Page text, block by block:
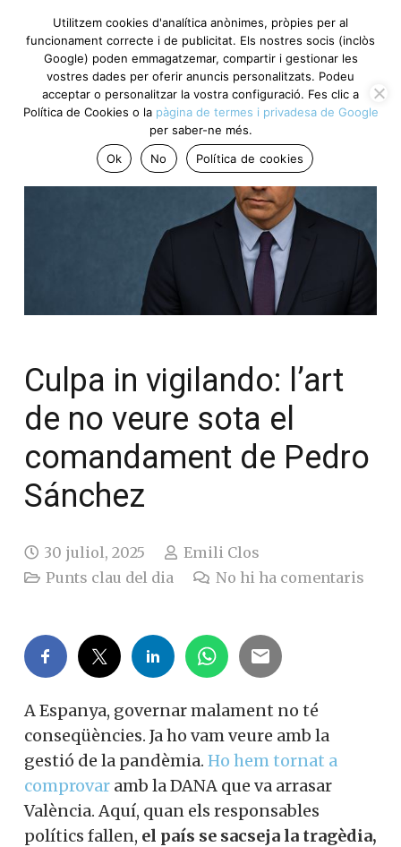
Culpa in vigilando: l’art
de no veure sota el
comandament de Pedro
Sánchez
30 juliol, 2025
Emili Clos
Punts clau del dia
No hi ha comentaris
A Espanya, governar malament no té
conseqüències. Ja ho vam veure amb la
gestió de la pandèmia. Ho hem tornat a
comprovar amb la DANA que va arrasar
València. Aquí, quan els responsables
polítics fallen, el país se sacseja la tragèdia,
Utilitzem cookies d'analítica anònimes, pròpies per al
funcionament correcte i de publicitat. Els nostres socis (inclòs
Google) poden emmagatzemar, compartir i gestionar les
vostres dades per oferir anuncis personalitzats. Podeu
acceptar o personalitzar la vostra configuració. Fes clic a
Política de Cookies o la pàgina de termes i privadesa de Google
per saber-ne més.
Ok
No Política de cookies